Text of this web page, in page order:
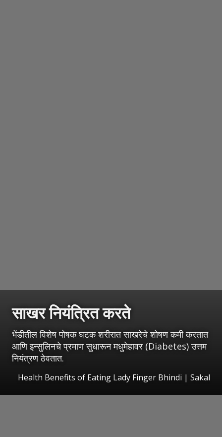
साखर नियंत्रित करते
भेंडीतील विशेष पोषक घटक शरीरात साखरेचे शोषण कमी करतात
आणि इन्सुलिनचे प्रमाण सुधारून मधुमेहावर (Diabetes) उत्तम
नियंत्रण ठेवतात.
Health Benefits of Eating Lady Finger Bhindi | Sakal